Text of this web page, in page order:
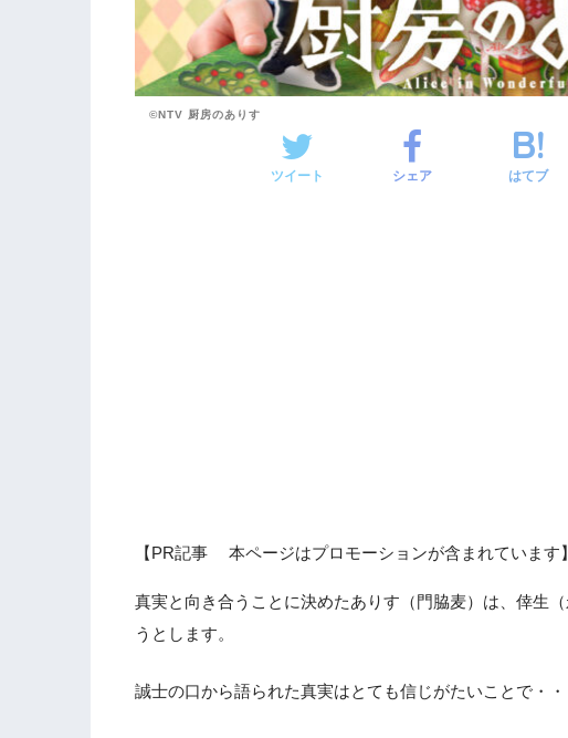
©NTV 厨房のありす
ツイート シェア はてブ
【PR記事 本ページはプロモーションが含まれています】
真実と向き合うことに決めたありす（門脇麦）は、倖生
うとします。
誠士の口から語られた真実はとても信じがたいことで・